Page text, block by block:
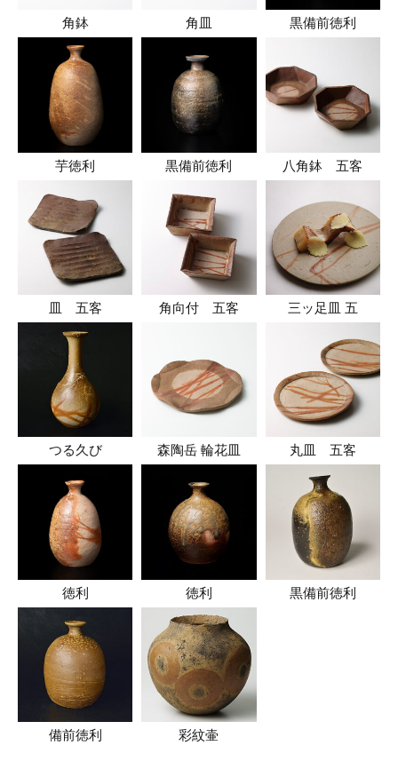
角鉢 角皿 黒備前徳利
芋徳利 黒備前徳利 八角鉢 五客
皿 五客 角向付 五客 三ッ足皿 五
つる久び 森陶岳 輪花皿 丸皿 五客
徳利 徳利 黒備前徳利
備前徳利 彩紋壷